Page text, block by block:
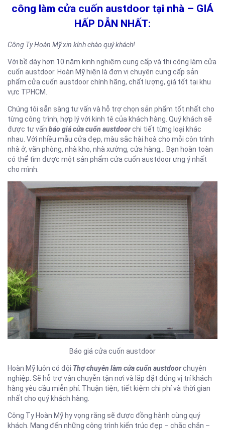
công làm cửa cuốn austdoor tại nhà – GIÁ
HẤP DẪN NHẤT:
Công Ty Hoàn Mỹ xin kính chào quý khách!
Với bề dày hơn 10 năm kinh nghiệm cung cấp và thi công làm cửa
cuốn austdoor. Hoàn Mỹ hiện là đơn vị chuyên cung cấp sản
phẩm cửa cuốn austdoor chính hãng, chất lượng, giá tốt tại khu
vực TPHCM.
Chúng tôi sẵn sàng tư vấn và hỗ trợ chọn sản phẩm tốt nhất cho
từng công trình, hợp lý với kinh tê của khách hàng. Quý khách sẽ
được tư vấn báo giá cửa cuốn austdoorchi tiết từng loại khác
nhau. Với nhiều mẫu cửa đẹp, màu sắc hài hoà cho mỗi côn trình
nhà ở, văn phòng, nhà kho, nhà xưởng, cửa hàng,.. Bạn hoàn toàn
có thể tìm được một sản phẩm cửa cuốn austdoor ưng ý nhất
cho mình.
Báo giá cửa cuốn austdoor
Hoàn Mỹ luôn có đội Thợ chuyên làm cửa cuốn austdoorchuyên
nghiệp. Sẽ hỗ trợ vận chuyễn tận nơi và lắp đặt đúng vị trí khách
hàng yêu cầu miễn phí. Thuận tiện, tiết kiệm chi phí và thời gian
nhất cho quý khách hàng.
Công Ty Hoàn Mỹ hy vọng rằng sẽ được đồng hành cùng quý
khách. Mang đến những công trình kiến trúc đẹp – chắc chắn –